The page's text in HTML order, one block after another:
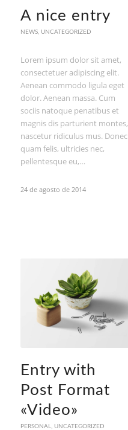
A nice entry
NEWS, UNCATEGORIZED
Lorem ipsum dolor sit amet,
consectetuer adipiscing elit.
Aenean commodo ligula eget
dolor. Aenean massa. Cum
sociis natoque penatibus et
magnis dis parturient montes,
nascetur ridiculus mus. Donec
quam felis, ultricies nec,
pellentesque eu,…
24 de agosto de 2014
Entry with
Post Format
«Video»
PERSONAL UNCATEGORIZED